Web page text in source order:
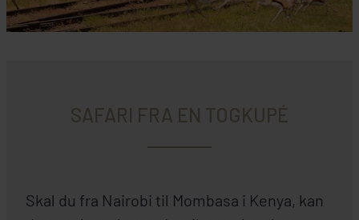
SAFARI FRA EN TOGKUPÉ
Skal du fra Nairobi til Mombasa i Kenya, kan